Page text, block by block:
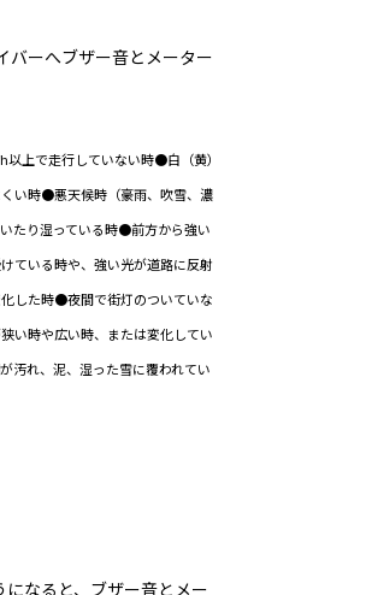
バーへブザー音とメーター
上で走行していない時●白（黄）
い時●悪天候時（豪雨、吹雪、濃
たり湿っている時●前方から強い
ている時や、強い光が道路に反射
した時●夜間で街灯のついていな
い時や広い時、または変化してい
汚れ、泥、湿った雪に覆われてい
なると、ブザー音とメー